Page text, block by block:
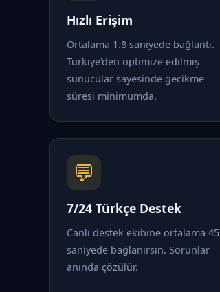
Hızlı Erişim
Ortalama 1.8 saniyede bağlantı.
Türkiye'den optimize edilmiş
sunucular sayesinde gecikme
süresi minimumda.
💬
7/24 Türkçe Destek
Canlı destek ekibine ortalama 45
saniyede bağlanırsın. Sorunlar
anında çözülür.